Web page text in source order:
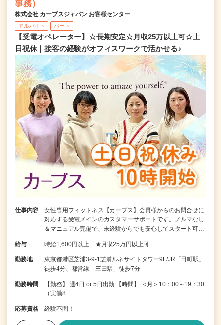
事務）
株式会社 カーブスジャパン お客様センター
アルバイト パート
【受電オペレーター】☆長期安定☆月収25万以上可☆土
日祝休｜接客の経験がオフィスワークで活かせる♪
仕事内容
女性専用フィットネス【カーブス】会員様からのお問合せに
対応する受電メインのカスタマーサポートです。ノルマなし
＆マニュアル完備で、未経験からでも安心してスタート可…
給与 時給1,600円以上 ★月収25万円以上可
勤務地
東京都港区芝浦3-9-1芝浦ルネサイトタワー9F/JR「田町駅」
徒歩4分、都営線「三田駅」徒歩7分
勤務時間
【勤務】 週4日 or 5日出勤 【時間】 ＜月＞10：00～19：30
（実働8…
応募資格 経験不問！